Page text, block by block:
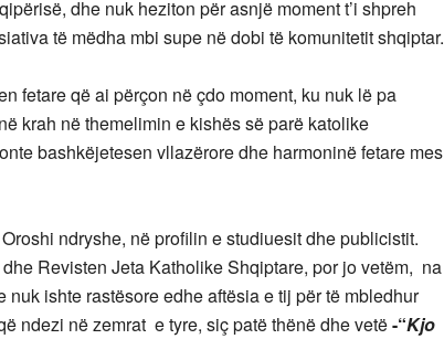
dhe nuk heziton për asnjë moment t’i shpreh
të mëdha mbi supe në dobi të komunitetit shqiptar.
fetare që ai përçon në çdo moment, ku nuk lë pa
krah në themelimin e kishës së parë katolike
bashkëjetesen vllazërore dhe harmoninë fetare mes
ndryshe, në profilin e studiuesit dhe publicistit.
Revisten Jeta Katholike Shqiptare, por jo vetëm, na
ishte rastësore edhe aftësia e tij për të mbledhur
ndezi në zemrat e tyre, siç patë thënë dhe vetë-“Kjo